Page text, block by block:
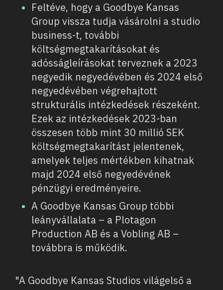
Feltéve, hogy a Goodbye Kansas
Group vissza tudja vásárolni a studio
business-t, további
költségmegtakarításokat és
adósságleírásokat terveznek a 2023
negyedik negyedévében és 2024 első
negyedévében végrehajtott
strukturális intézkedések részeként.
Ezek az intézkedések 2023-ban
összesen több mint 30 millió SEK
költségmegtakarítást jelentenek,
amelyek teljes mértékben kihatnak
majd 2024 első negyedévének
pénzügyi eredményeire.
A Goodbye Kansas Group többi
leányvállalata – a Plotagon
Production AB és a Vobling AB –
továbbra is működik.
"A Goodbye Kansas Studios világelső a